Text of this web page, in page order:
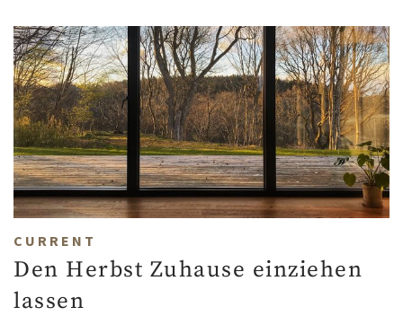
CURRENT
Den Herbst Zuhause einziehen
lassen